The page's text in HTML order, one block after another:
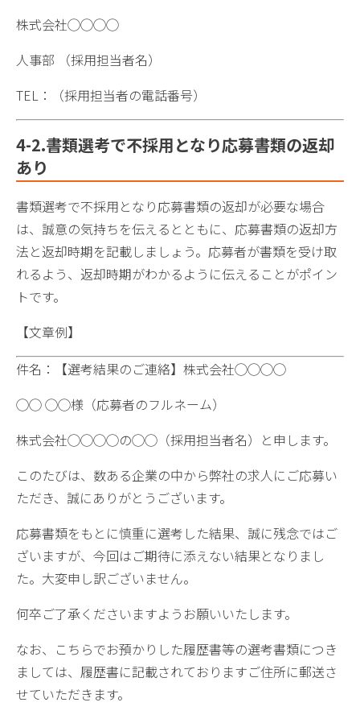
株式会社◯◯◯◯
人事部 （採用担当者名）
TEL：（採用担当者の電話番号）
4-2.書類選考で不採用となり応募書類の返却
あり
書類選考で不採用となり応募書類の返却が必要な場合
は、誠意の気持ちを伝えるとともに、応募書類の返却方
法と返却時期を記載しましょう。応募者が書類を受け取
れるよう、返却時期がわかるように伝えることがポイン
トです。
【文章例】
件名：【選考結果のご連絡】株式会社◯◯◯◯
◯◯ ◯◯様（応募者のフルネーム）
株式会社◯◯◯◯の◯◯（採用担当者名）と申します。
このたびは、数ある企業の中から弊社の求人にご応募い
ただき、誠にありがとうございます。
応募書類をもとに慎重に選考した結果、誠に残念ではご
ざいますが、今回はご期待に添えない結果となりまし
た。大変申し訳ございません。
何卒ご了承くださいますようお願いいたします。
なお、こちらでお預かりした履歴書等の選考書類につき
ましては、履歴書に記載されておりますご住所に郵送さ
せていただきます。